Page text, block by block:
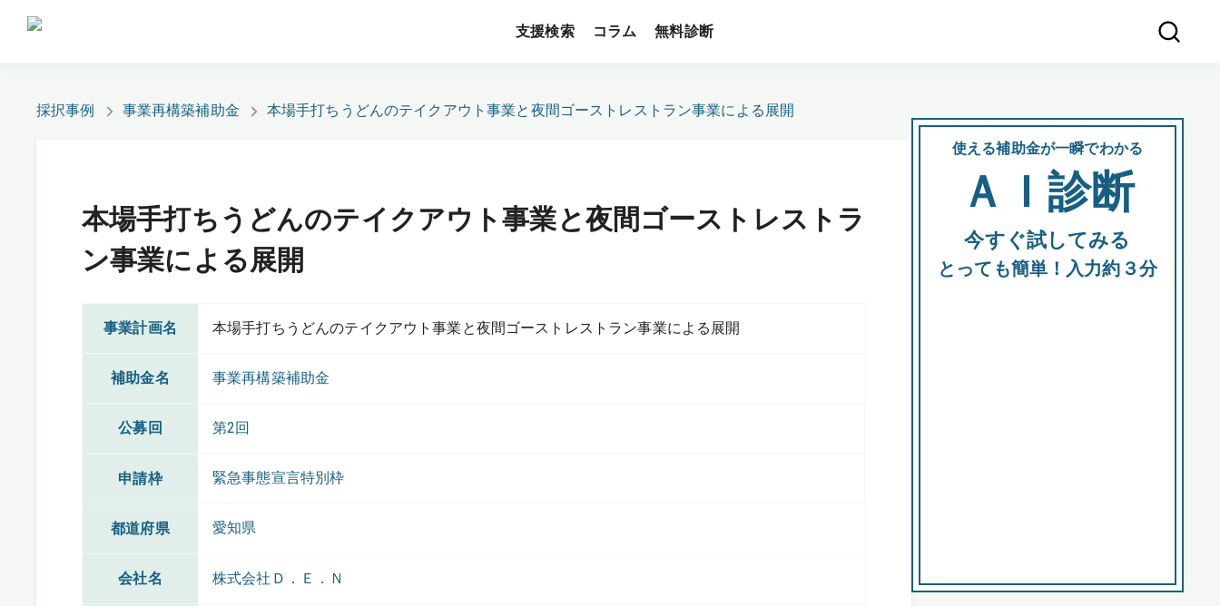
支援検索 コラム 無料診断
採択事例 事業再構築補助金 本場手打ちうどんのテイクアウト事業と夜間ゴーストレストラン事業による展開
本場手打ちうどんのテイクアウト事業と夜間ゴーストレストラ
ン事業による展開
事業計画名 本場手打ちうどんのテイクアウト事業と夜間ゴーストレストラン事業による展開
補助金名 事業再構築補助金
公募回 第2回
申請枠 緊急事態宣言特別枠
都道府県 愛知県
会社名 株式会社Ｄ．Ｅ．Ｎ
使える補助金が一瞬でわかる
ＡＩ診断
今すぐ試してみる
とっても簡単！入力約３分